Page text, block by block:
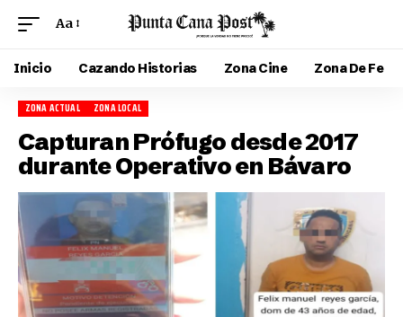
Aa
Inicio Cazando Historias Zona Cine Zona De Fe
ZONA ACTUAL ZONA LOCAL
Capturan Prófugo desde 2017
durante Operativo en Bávaro